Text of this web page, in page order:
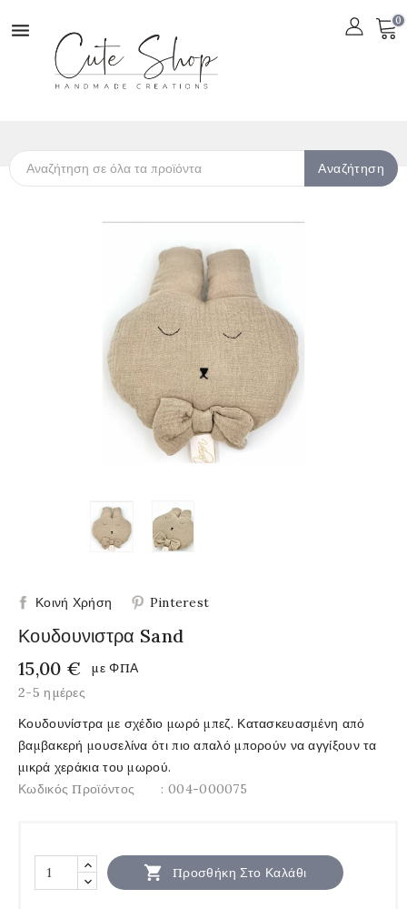
 0
Αναζήτηση
Κοινή Χρήση Pinterest
Κουδουνιστρα Sand
15,00 €
με ΦΠΑ
2-5 ημέρες
Κουδουνίστρα με σχέδιο μωρό μπεζ. Κατασκευασμένη από
βαμβακερή μουσελίνα ότι πιο απαλό μπορούν να αγγίξουν τα
μικρά χεράκια του μωρού.
Κωδικός Προϊόντος
: 004-000075
 Προσθήκη Στο Καλάθι